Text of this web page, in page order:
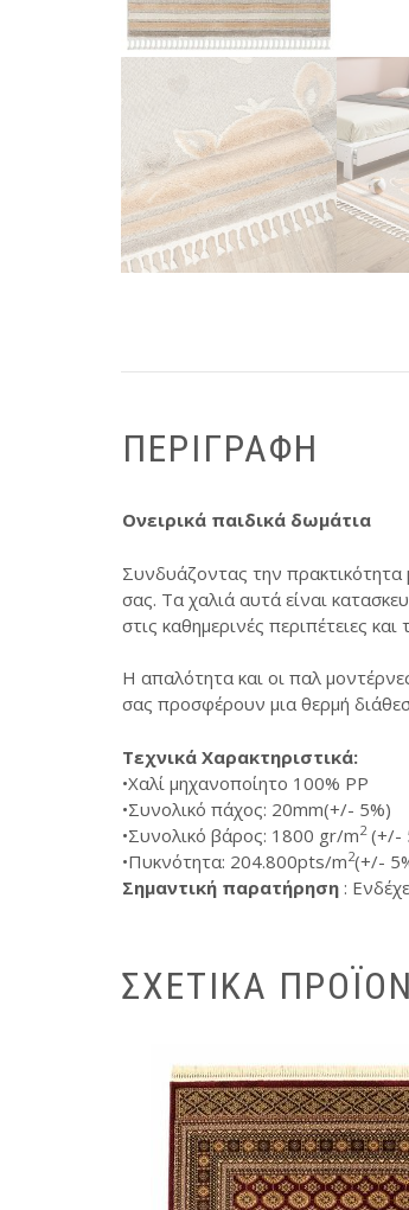
ΠΕΡΙΓΡΑΦΉ
Ονειρικά παιδικά δωμάτια
Συνδυάζοντας την πρακτικότητα
σας. Τα χαλιά αυτά είναι
στις καθημερινές περιπέτειες
Η απαλότητα και οι παλ
σας προσφέρουν μια θερμή
Τεχνικά Χαρακτηριστικά:
•Χαλί µηχανοποίητο 100% PP
•Συνολικό πάχος: 20mm(+/- 5%)
•Συνολικό βάρος: 1800 gr/m2(+/-
•Πυκνότητα: 204.800pts/m2(+/-
Σημαντική παρατήρηση :
ΣΧΕΤΙΚΆ